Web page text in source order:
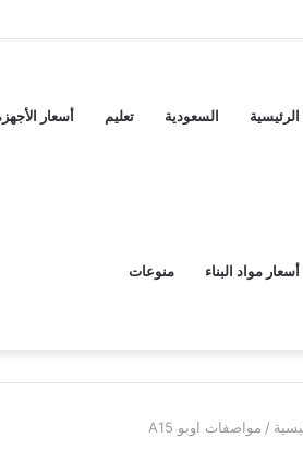
الرئيسية السعودية تعليم أسعار
أسعار مواد البناء منوعات
/ مواصفات اوبو A15